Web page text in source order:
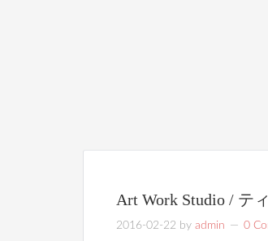
Art Work Studio / テ
2016-02-22 by admin 0